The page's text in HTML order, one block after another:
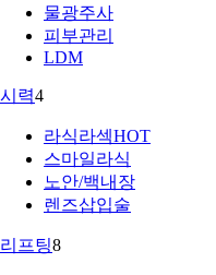
물광주사
피부관리
LDM
시력4
라식라섹HOT
스마일라식
노안/백내장
렌즈삽입술
리프팅8